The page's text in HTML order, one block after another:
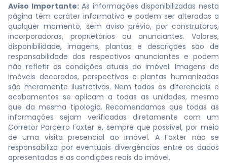
Aviso Importante:As informações disponibilizadas nesta
página têm caráter informativo e podem ser alteradas a
qualquer momento, sem aviso prévio, por construtoras,
incorporadoras, proprietários ou anunciantes. Valores,
disponibilidade, imagens, plantas e descrições são de
responsabilidade dos respectivos anunciantes e podem
não refletir as condições atuais do imóvel. Imagens de
imóveis decorados, perspectivas e plantas humanizadas
são meramente ilustrativas. Nem todos os diferenciais e
acabamentos se aplicam a todas as unidades, mesmo
que da mesma tipologia. Recomendamos que todas as
informações sejam verificadas diretamente com um
Corretor Parceiro Foxter e, sempre que possível, por meio
de uma visita presencial ao imóvel. A Foxter não se
responsabiliza por eventuais divergências entre os dados
apresentados e as condições reais do imóvel.